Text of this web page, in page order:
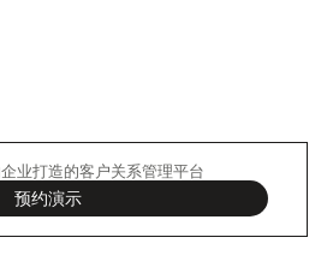
业打造的客户关系管理平台
预约演示